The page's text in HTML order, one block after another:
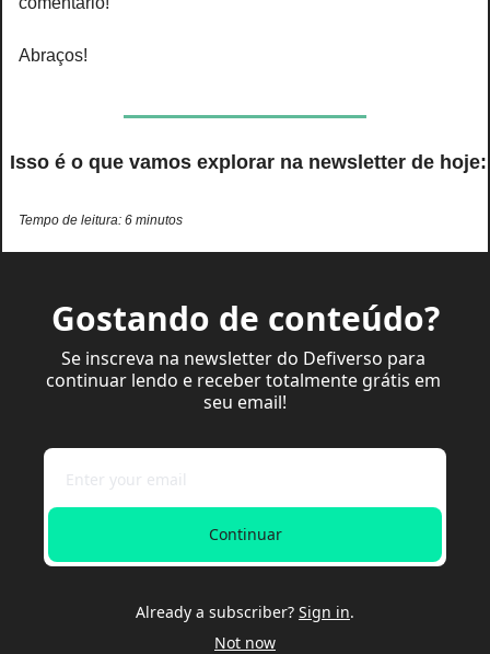
Abraços!
Isso é o que vamos explorar na newsletter de hoje:
Tempo de leitura: 6 minutos
Gostando de conteúdo?
Se inscreva na newsletter do Defiverso para
continuar lendo e receber totalmente grátis em
seu email!
Continuar
Already a subscriber? Sign in.
Not now